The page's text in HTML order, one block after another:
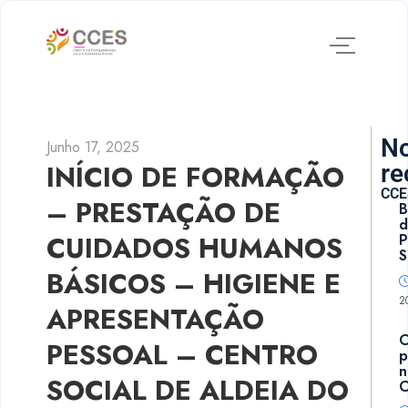
Junho 17, 2025
INÍCIO DE FORMAÇÃO
– PRESTAÇÃO DE
CUIDADOS HUMANOS
BÁSICOS – HIGIENE E
APRESENTAÇÃO
PESSOAL – CENTRO
SOCIAL DE ALDEIA DO